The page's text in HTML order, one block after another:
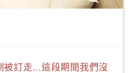
被訂走...這段期間我們沒